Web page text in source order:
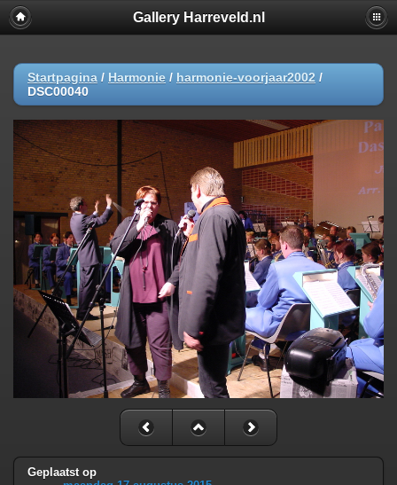
Gallery Harreveld.nl
Startpagina / Harmonie / harmonie-voorjaar2002 /
DSC00040
Geplaatst op